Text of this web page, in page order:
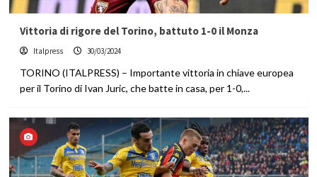
Vittoria di rigore del Torino, battuto 1-0 il Monza
Italpress 30/03/2024
TORINO (ITALPRESS) – Importante vittoria in chiave europea
per il Torino di Ivan Juric, che batte in casa, per 1-0,...